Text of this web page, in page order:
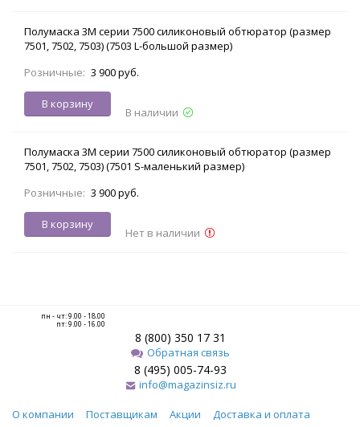
Полумаска 3М серии 7500 силиконовый обтюратор (размер
7501, 7502, 7503) (7503 L-большой размер)
Розничные: 3 900 руб.
В корзину
В наличии
Полумаска 3М серии 7500 силиконовый обтюратор (размер
7501, 7502, 7503) (7501 S-маленький размер)
Розничные: 3 900 руб.
В корзину
Нет в наличии
пн - чт: 9.00 - 18.00
пт: 9.00 - 16.00
8 (800) 350 17 31
Обратная связь
8 (495) 005-74-93
info@magazinsiz.ru
О компании Поставщикам Акции Доставка и оплата